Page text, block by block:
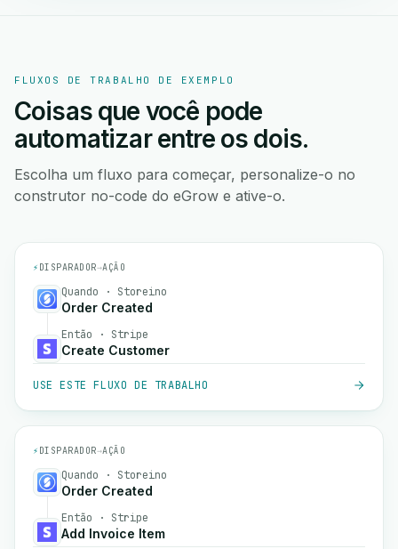
FLUXOS DE TRABALHO DE EXEMPLO
Coisas que você pode
automatizar entre os dois.
Escolha um fluxo para começar, personalize-o no
construtor no-code do eGrow e ative-o.
⚡ DISPARADOR→AÇÃO
Quando · Storeino
Order Created
Então · Stripe
Create Customer
USE ESTE FLUXO DE TRABALHO
⚡ DISPARADOR→AÇÃO
Quando · Storeino
Order Created
Então · Stripe
Add Invoice Item